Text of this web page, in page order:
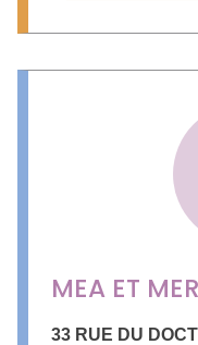
MEA ET
33 RUE DU